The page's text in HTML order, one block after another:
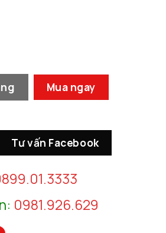
Mua ngay
Tư vấn Facebook
0981.926.629